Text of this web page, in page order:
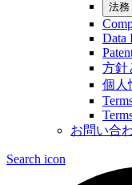
法務
Data
方針
個人
お問い合
Search icon